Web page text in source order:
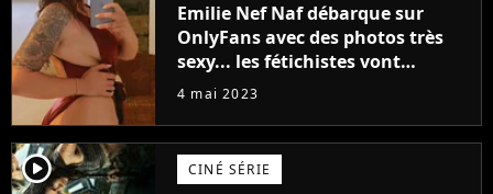
Emilie Nef Naf débarque sur
OnlyFans avec des photos très
sexy... les fétichistes vont
prendre leur pied !
4 mai 2023
player2 CINÉ SÉRIE